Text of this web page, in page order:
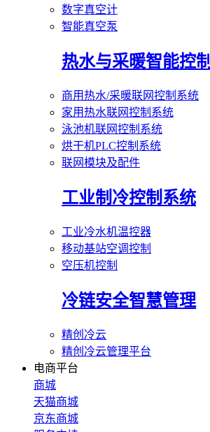
数字真空计
智能真空泵
热水与采暖智能控制
商用热水/采暖联网控制系统
家用热水联网控制系统
泳池机联网控制系统
烘干机PLC控制系统
联网模块及配件
工业制冷控制系统
工业冷水机温控器
移动基站空调控制
空压机控制
冷链安全智慧管理
精创冷云
精创冷云管理平台
电商平台
商城
天猫商城
京东商城